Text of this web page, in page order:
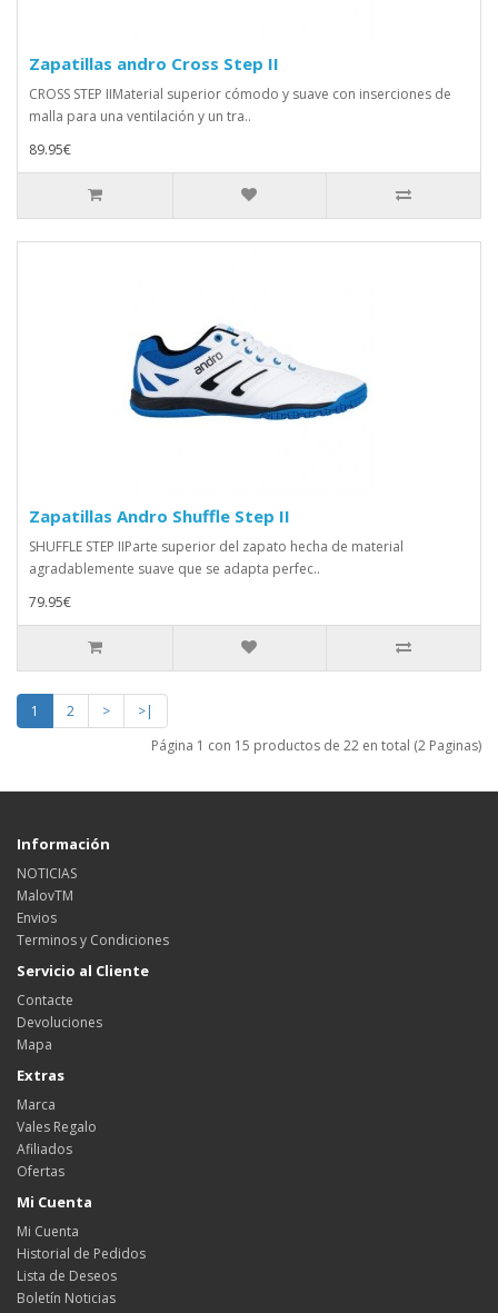
Zapatillas andro Cross Step II
CROSS STEP IIMaterial superior cómodo y suave con inserciones de
malla para una ventilación y un tra..
89.95€
Zapatillas Andro Shuffle Step II
SHUFFLE STEP IIParte superior del zapato hecha de material
agradablemente suave que se adapta perfec..
79.95€
1 2 >
>|
Página 1 con 15 productos de 22 en total (2 Paginas)
Información
NOTICIAS
MalovTM
Envios
Terminos y Condiciones
Servicio al Cliente
Contacte
Devoluciones
Mapa
Extras
Marca
Vales Regalo
Afiliados
Ofertas
Mi Cuenta
Mi Cuenta
Historial de Pedidos
Lista de Deseos
Boletín Noticias